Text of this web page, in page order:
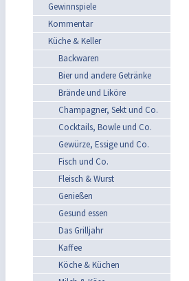
Gewinnspiele
Kommentar
Küche & Keller
Backwaren
Bier und andere Getränke
Brände und Liköre
Champagner, Sekt und Co.
Cocktails, Bowle und Co.
Gewürze, Essige und Co.
Fisch und Co.
Fleisch & Wurst
Genießen
Gesund essen
Das Grilljahr
Kaffee
Köche & Küchen